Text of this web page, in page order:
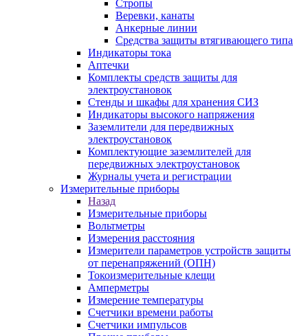
Стропы
Веревки, канаты
Анкерные линии
Средства защиты втягивающего типа
Индикаторы тока
Аптечки
Комплекты средств защиты для
электроустановок
Стенды и шкафы для хранения СИЗ
Индикаторы высокого напряжения
Заземлители для передвижных
электроустановок
Комплектующие заземлителей для
передвижных электроустановок
Журналы учета и регистрации
Измерительные приборы
Назад
Измерительные приборы
Вольтметры
Измерения расстояния
Измерители параметров устройств защиты
от перенапряжений (ОПН)
Токоизмерительные клещи
Амперметры
Измерение температуры
Счетчики времени работы
Счетчики импульсов